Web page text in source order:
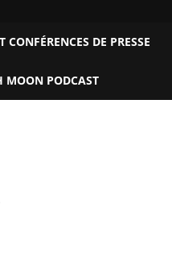
CONFÉRENCES DE PRESSE
MOON PODCAST